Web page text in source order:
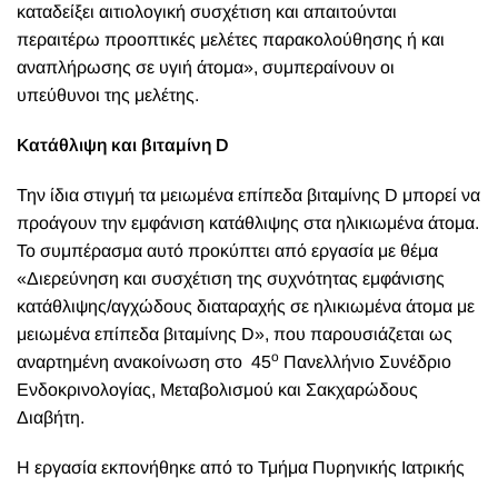
καταδείξει αιτιολογική συσχέτιση και απαιτούνται
περαιτέρω προοπτικές μελέτες παρακολούθησης ή και
αναπλήρωσης σε υγιή άτομα», συμπεραίνουν οι
υπεύθυνοι της μελέτης.
Κατάθλιψη και βιταμίνη D
Την ίδια στιγμή τα μειωμένα επίπεδα βιταμίνης D μπορεί να
προάγουν την εμφάνιση κατάθλιψης στα ηλικιωμένα άτομα.
Το συμπέρασμα αυτό προκύπτει από εργασία με θέμα
«Διερεύνηση και συσχέτιση της συχνότητας εμφάνισης
κατάθλιψης/αγχώδους διαταραχής σε ηλικιωμένα άτομα με
μειωμένα επίπεδα βιταμίνης D», που παρουσιάζεται ως
αναρτημένη ανακοίνωση στο 45ο Πανελλήνιο Συνέδριο
Ενδοκρινολογίας, Μεταβολισμού και Σακχαρώδους
Διαβήτη.
Η εργασία εκπονήθηκε από το Τμήμα Πυρηνικής Ιατρικής